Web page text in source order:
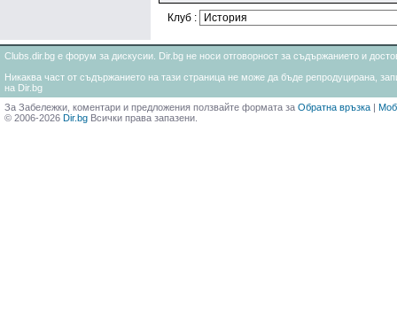
Клуб :
Clubs.dir.bg е форум за дискусии. Dir.bg не носи отговорност за съдържанието и
Никаква част от съдържанието на тази страница не може да бъде репродуцирана,
на Dir.bg
За Забележки, коментари и предложения ползвайте формата за Обратна връзка |
© 2006-2026 Dir.bg Всички права запазени.